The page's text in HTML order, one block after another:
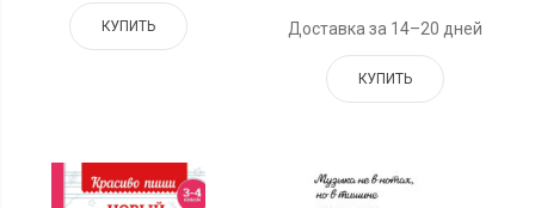
КУПИТЬ Доставка за 14–20 дней
КУПИТЬ